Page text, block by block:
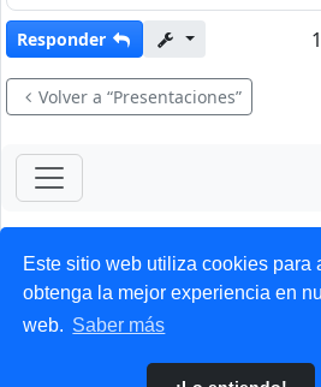
Este sitio web utiliza cookies para
obtenga la mejor experiencia en
web. Saber más
Responder
Volver a “Presentaciones”
ForoClub
Privacidad|